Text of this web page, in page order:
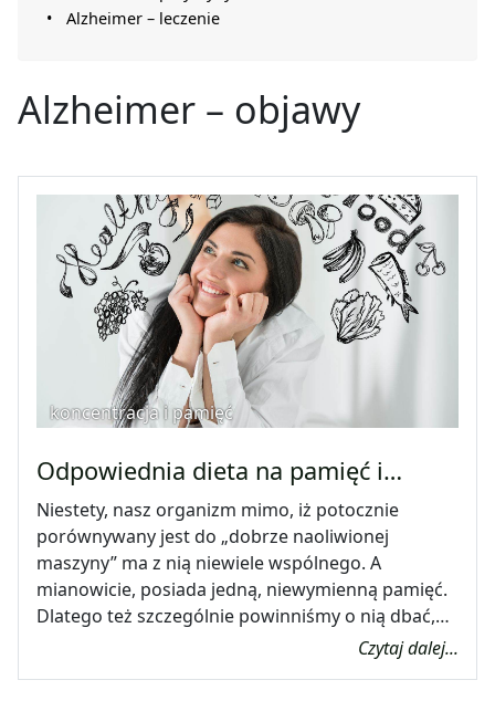
Alzheimer – leczenie
Alzheimer – objawy
koncentracja i pamięć
Odpowiednia dieta na pamięć i…
Niestety, nasz organizm mimo, iż potocznie
porównywany jest do „dobrze naoliwionej
maszyny” ma z nią niewiele wspólnego. A
mianowicie, posiada jedną, niewymienną pamięć.
Dlatego też szczególnie powinniśmy o nią dbać,…
Czytaj dalej...